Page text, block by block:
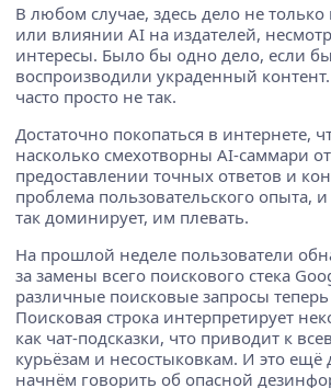
В любом случае, здесь дело не только
или влиянии AI на издателей,
интересы. Было бы одно дело, если
воспроизводили украденный
часто просто не так.
Достаточно покопаться в интернете,
насколько смехотворны AI-саммари
предоставлении точных ответов и
проблема пользовательского опыта,
так доминирует, им плевать.
На прошлой неделе пользователи
за замены всего поискового стека
различные поисковые запросы
Поисковая строка интерпретирует
как чат-подсказки, что приводит к
курьёзам и несостыковкам. И это ещё
начнём говорить об опасной